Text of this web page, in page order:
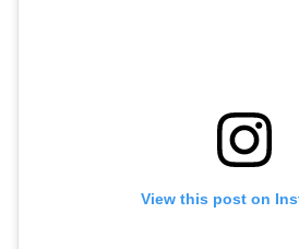
View this post on